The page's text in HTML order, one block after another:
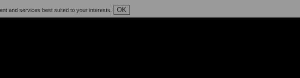
and services best suited to your interests. OK